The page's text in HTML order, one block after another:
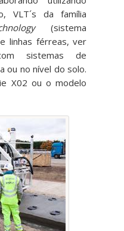
VLT´s da família
(sistema
linhas férreas, ver
sistemas de
ou no nível do solo.
X02 ou o modelo